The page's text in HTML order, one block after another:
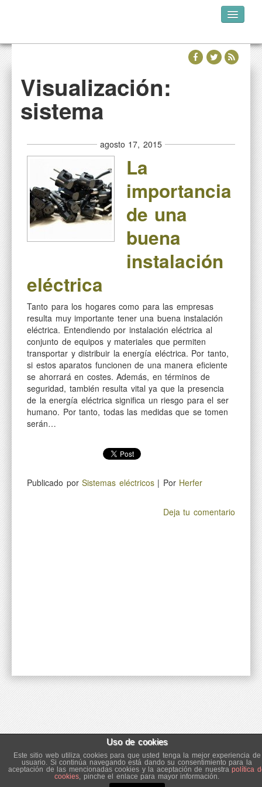
DÓNDE ESTAMOS
NUESTRA WEB
Visualización:
sistema
agosto 17, 2015
La
importancia
de una
buena
instalación
eléctrica
Tanto para los hogares como para las empresas
resulta muy importante tener una buena instalación
eléctrica. Entendiendo por instalación eléctrica al
conjunto de equipos y materiales que permiten
transportar y distribuir la energía eléctrica. Por tanto,
si estos aparatos funcionen de una manera eficiente
se ahorrará en costes. Además, en términos de
seguridad, también resulta vital ya que la presencia
de la energía eléctrica significa un riesgo para el ser
humano. Por tanto, todas las medidas que se tomen
serán…
Publicado porSistemas eléctricos| Por Herfer
Deja tu comentario
Uso de cookies
Este sitio web utiliza cookies para que usted tenga la mejor experiencia de
usuario. Si continúa navegando está dando su consentimiento para la
aceptación de las mencionadas cookies y la aceptación de nuestrapolítica
cookies, pinche el enlace para mayor información.